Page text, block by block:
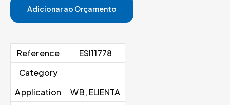
Adicionar ao Orçamento
Reference
ESI11778
Category
Application
WB, ELIENTA